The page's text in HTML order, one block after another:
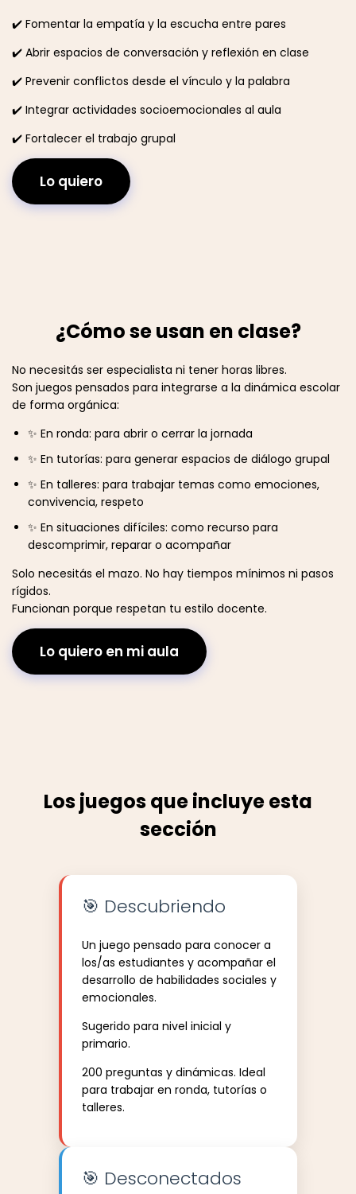
✔️ Fomentar la empatía y la escucha entre pares
✔️ Abrir espacios de conversación y reflexión en clase
✔️ Prevenir conflictos desde el vínculo y la palabra
✔️ Integrar actividades socioemocionales al aula
✔️ Fortalecer el trabajo grupal
Lo quiero
¿Cómo se usan en clase?
No necesitás ser especialista ni tener horas libres.
Son juegos pensados para integrarse a la dinámica escolar
de forma orgánica:
✨ En ronda: para abrir o cerrar la jornada
✨ En tutorías: para generar espacios de diálogo grupal
✨ En talleres: para trabajar temas como emociones,
convivencia, respeto
✨ En situaciones difíciles: como recurso para
descomprimir, reparar o acompañar
Solo necesitás el mazo. No hay tiempos mínimos ni pasos
rígidos.
Funcionan porque respetan tu estilo docente.
Lo quiero en mi aula
Los juegos que incluye esta
sección
🎯 Descubriendo
Un juego pensado para conocer a
los/as estudiantes y acompañar el
desarrollo de habilidades sociales y
emocionales.
Sugerido para nivel inicial y
primario.
200 preguntas y dinámicas. Ideal
para trabajar en ronda, tutorías o
talleres.
🎯 Desconectados